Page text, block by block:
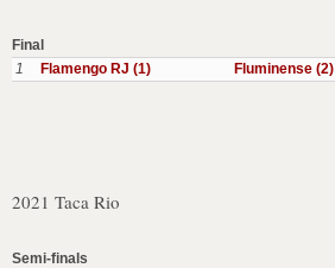
Final
1
Flamengo RJ (1) Fluminense (2)
2021 Taca Rio
Semi-finals